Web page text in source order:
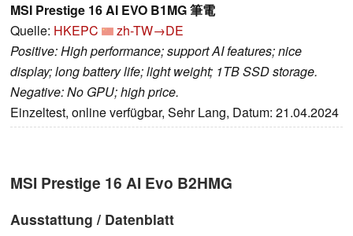
MSI Prestige 16 AI EVO B1MG 筆電
Quelle: HKEPC
zh-TW→DE
Positive: High performance; support AI features; nice
display; long battery life; light weight; 1TB SSD storage.
Negative: No GPU; high price.
Einzeltest, online verfügbar, Sehr Lang, Datum: 21.04.2024
MSI Prestige 16 AI Evo B2HMG
Ausstattung / Datenblatt